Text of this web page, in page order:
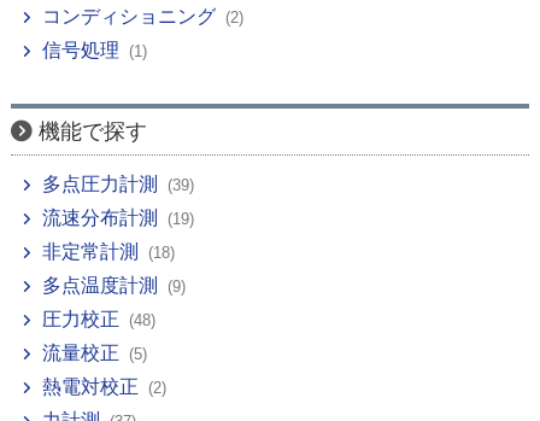
コンディショニング (2)
信号処理 (1)
機能で探す
多点圧力計測 (39)
流速分布計測 (19)
非定常計測 (18)
多点温度計測 (9)
圧力校正 (48)
流量校正 (5)
熱電対校正 (2)